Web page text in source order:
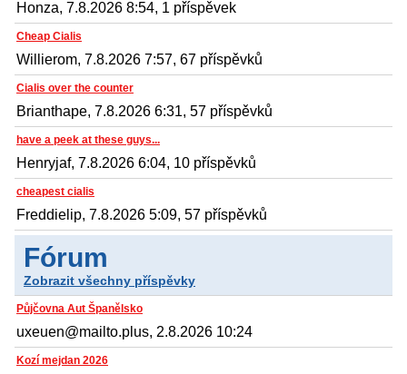
Honza, 7.8.2026 8:54, 1 příspěvek
Cheap Cialis
Willierom, 7.8.2026 7:57, 67 příspěvků
Cialis over the counter
Brianthape, 7.8.2026 6:31, 57 příspěvků
have a peek at these guys...
Henryjaf, 7.8.2026 6:04, 10 příspěvků
cheapest cialis
Freddielip, 7.8.2026 5:09, 57 příspěvků
Fórum
Zobrazit všechny příspěvky
Půjčovna Aut Španělsko
uxeuen@mailto.plus, 2.8.2026 10:24
Kozí mejdan 2026